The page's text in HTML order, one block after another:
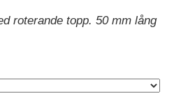
roterande topp. 50 mm lång